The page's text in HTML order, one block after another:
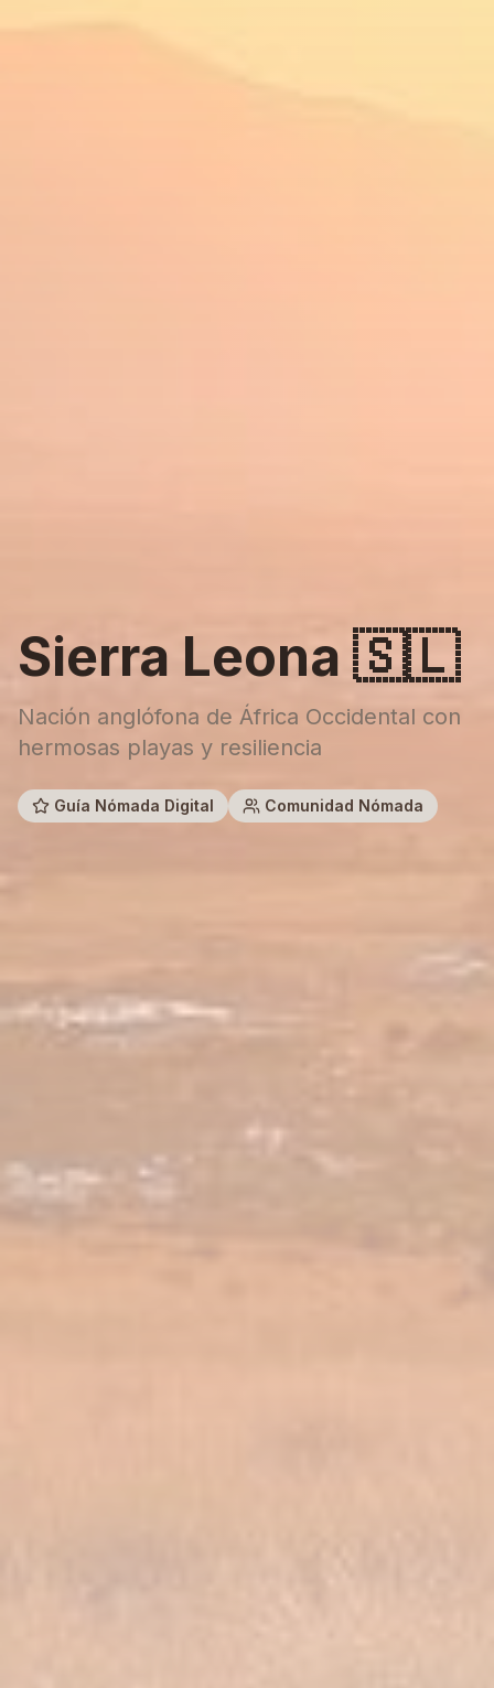
Sierra Leona 🇸🇱
Nación anglófona de África Occidental con
hermosas playas y resiliencia
Guía Nómada Digital Comunidad Nómada